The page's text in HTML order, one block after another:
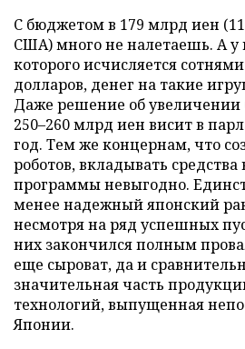
С бюджетом в 179 млрд иен
США) много не налетаешь. А у
которого исчисляется
долларов, денег на такие
Даже решение об увеличении
250–260 млрд иен висит в
год. Тем же концернам, что
роботов, вкладывать
программы невыгодно.
менее надежный японский
несмотря на ряд успешных
них закончился полным
еще сыроват, да и
значительная часть
технологий, выпущенная
Японии.